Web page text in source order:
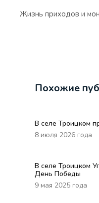
Жизнь приходов и
Похожие
В селе Троицком
8 июля 2026 года
В селе Троицком
День Победы
9 мая 2025 года